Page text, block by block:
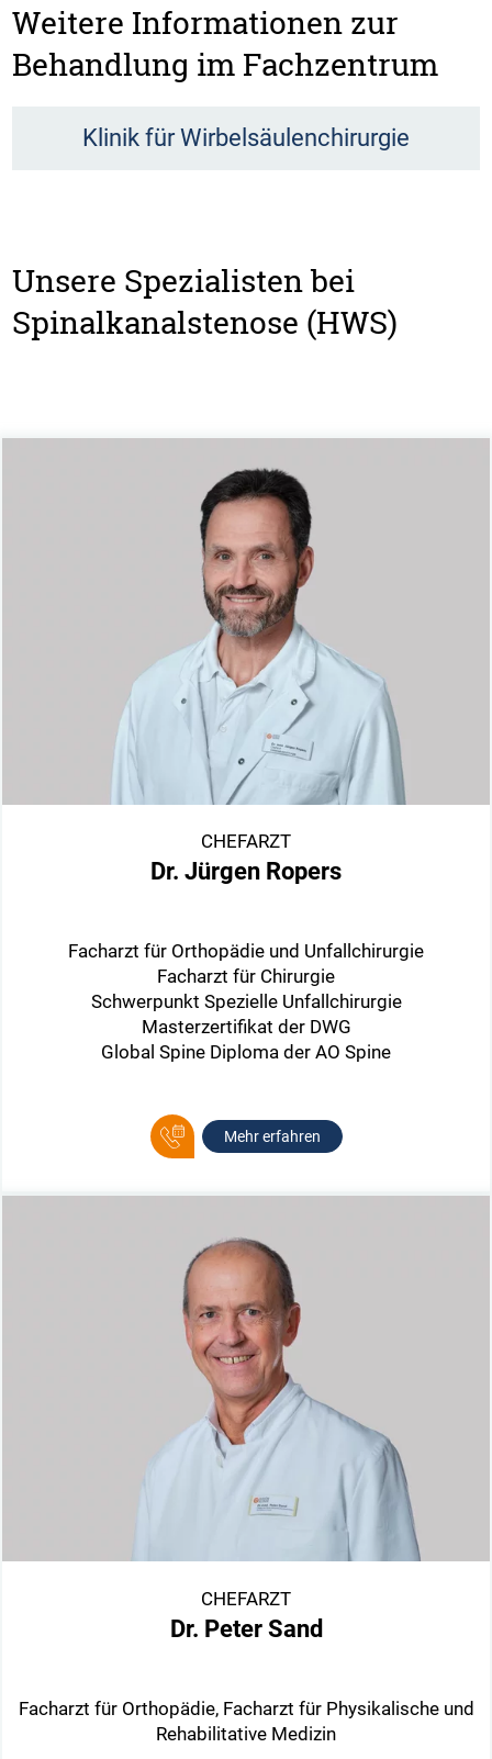
Weitere Informationen zur
Behandlung im Fachzentrum
Klinik für Wirbelsäulenchirurgie
Unsere Spezialisten bei
Spinalkanalstenose (HWS)
CHEFARZT
Dr. Jürgen Ropers
Facharzt für Orthopädie und Unfallchirurgie
Facharzt für Chirurgie
Schwerpunkt Spezielle Unfallchirurgie
Masterzertifikat der DWG
Global Spine Diploma der AO Spine
Mehr erfahren
CHEFARZT
Dr. Peter Sand
Facharzt für Orthopädie, Facharzt für Physikalische und
Rehabilitative Medizin